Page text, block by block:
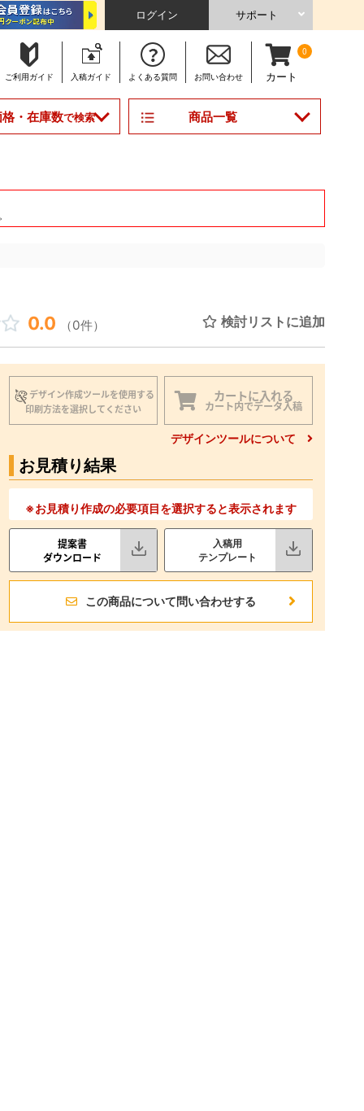
ログイン サポート
ご利用ガイド 入稿ガイド よくある質問 お問い合わせ
0
カート
・在庫数で検索 商品一覧
0.0 （0件） 検討リストに追加
デザイン作成ツールを使用する
印刷方法を選択してください
カートに入れる
カート内でデータ入稿
デザインツールについて
お見積り結果
※お見積り作成の必要項目を選択すると表示されます
提案書
ダウンロード
入稿用
テンプレート
この商品について問い合わせする